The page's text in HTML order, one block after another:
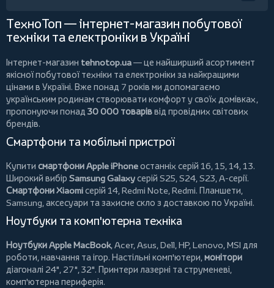
ТехноТоп — інтернет-магазин побутової
техніки та електроніки в Україні
Інтернет-магазин tehnotop.ua— це найширший асортимент
якісної побутової техніки та електроніки за найкращими
цінами в Україні. Вже понад 7 років ми допомагаємо
українським родинам створювати комфорт у своїх домівках,
пропонуючи понад 30 000 товаріввід провідних світових
брендів.
Смартфони та мобільні пристрої
Купити смартфони Apple iPhoneостанніх серій 16, 15, 14, 13.
Широкий вибір Samsung Galaxyсерій S25, S24, S23, A-серії.
Смартфони Xiaomiсерій 14, Redmi Note, Redmi. Планшети,
Samsung, аксесуари тазахисне скло з доставкою по Україні.
Ноутбуки та комп'ютерна техніка
Ноутбуки Apple MacBook, Acer, Asus, Dell, HP, Lenovo, MSI для
роботи, навчання та ігор. Настільні комп'ютери, монітори
діагоналі 24", 27", 32". Принтери лазерні та струменеві,
комп'ютерна периферія.